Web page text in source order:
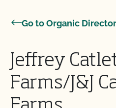
Go to Organic
Jeffrey
Farms/J&J